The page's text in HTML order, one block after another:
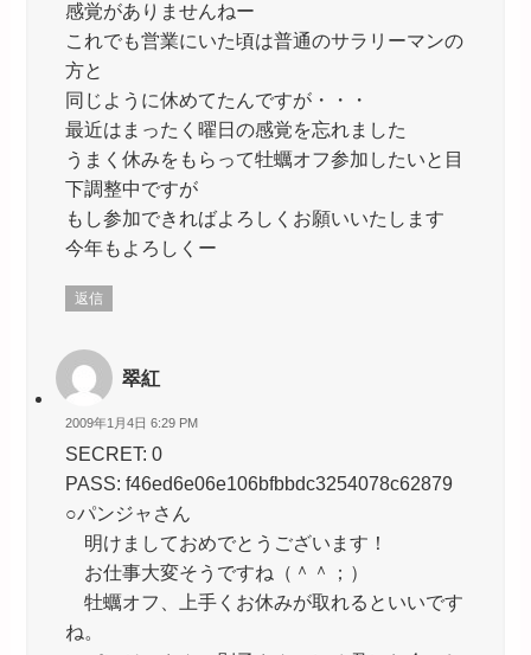
感覚がありませんねー
これでも営業にいた頃は普通のサラリーマンの
方と
同じように休めてたんですが・・・
最近はまったく曜日の感覚を忘れました
うまく休みをもらって牡蠣オフ参加したいと目
下調整中ですが
もし参加できればよろしくお願いいたします
今年もよろしくー
返信
翠紅
2009年1月4日 6:29 PM
SECRET: 0
PASS: f46ed6e06e106bfbbdc3254078c62879
○パンジャさん
明けましておめでとうございます！
お仕事大変そうですね（＾＾；）
牡蠣オフ、上手くお休みが取れるといいです
ね。